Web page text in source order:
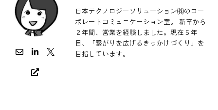
日本テクノロジーソリューション㈱のコー
ポレートコミュニケーション室。 新卒から
２年間、営業を経験しました。現在５年
目、「繋がりを広げるきっかけづくり」を
目指しています。